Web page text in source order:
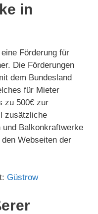
in
Förderung für
Die Förderungen
dem Bundesland
für Mieter
zu 500€ zur
zusätzliche
und Balkonkraftwerke
Webseiten der
Güstrow